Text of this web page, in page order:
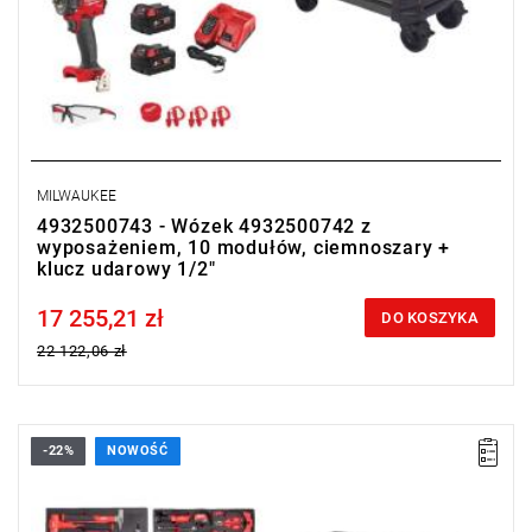
MILWAUKEE
4932500743 - Wózek 4932500742 z
wyposażeniem, 10 modułów, ciemnoszary +
klucz udarowy 1/2"
Price tax included
17 255,21 zł
22 122,06 zł
DO KOSZYKA
Zestaw 337 narzędzi dla branży motoryzacyjnej w wytrzymałym
Kup wózek narzędziowy z wyposażeniem i otrzymaj
FMTIW2F12-502X Klucz udarowy 1/2" o średnim momencie
-22% NOWOŚĆ